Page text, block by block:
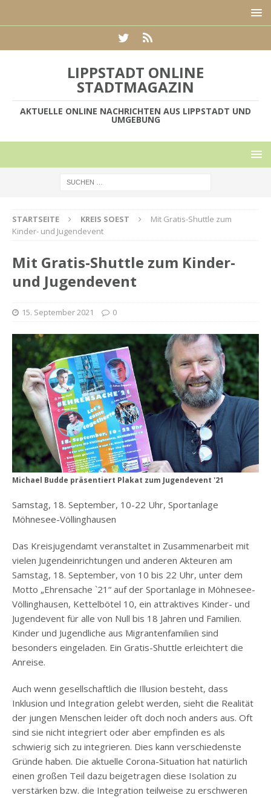
LIPPSTADT ONLINE
STADTMAGAZIN
AKTUELLE ONLINE NACHRICHTEN AUS LIPPSTADT UND
UMGEBUNG
STARTSEITE KREIS SOEST
Mit Gratis-Shuttle zum
Kinder- und Jugendevent
Mit Gratis-Shuttle zum Kinder-
und Jugendevent
15. September 2021 0
Michael Budde präsentiert Plakat zum Jugendevent '21
Samstag, 18. September, 10-22 Uhr, Sportanlage
Möhnesee-Völlinghausen
Das Kreisjugendamt veranstaltet in Zusammenarbeit mit
vielen Jugendeinrichtungen und anderen Akteuren am
Samstag, 18. September, von 10 bis 22 Uhr, unter dem
Motto „Ehrensache `21“ auf der Sportanlage in Möhnesee-
Völlinghausen, Kettelbötel 10, ein attraktives Kinder- und
Jugendevent für alle von Null bis 18 Jahren und Familien.
Kinder und Jugendliche aus Migrantenfamilien sind
besonders eingeladen. Ein Gratis-Shuttle erleichtert die
Anreise.
Auch wenn gesellschaftlich die Illusion besteht, dass
Inklusion und Integration gelebt werden, sieht die Realität
der jungen Menschen leider oft doch noch anders aus. Oft
sind sie nicht integriert oder aber empfinden es als
schwierig sich zu integrieren. Dies kann verschiedenste
Gründe haben. Die aktuelle Corona-Situation hat natürlich
einen großen Teil dazu beigetragen diese Isolation zu
verstärken bzw. die Integration teilweise zu erschweren